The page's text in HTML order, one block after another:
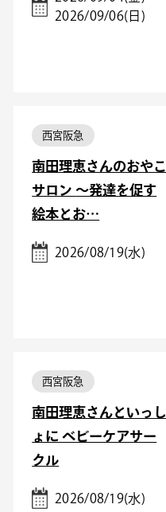
2026/09/06(日)
西宮阪急
南田理恵さんのおやこ
サロン ～発達を促す
絵本とお…
2026/08/19(水)
西宮阪急
南田理恵さんといっし
ょに ベビーケアサー
クル
2026/08/19(水)